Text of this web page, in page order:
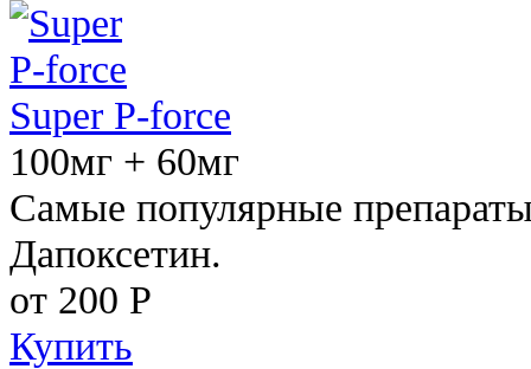
Super P-force
100мг + 60мг
Самые популярные
Дапоксетин.
от 200 Р
Купить